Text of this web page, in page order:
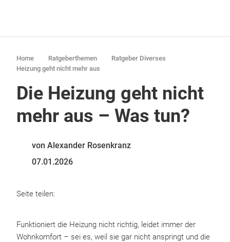
Home Ratgeberthemen
Ratgeber Diverses
Heizung geht nicht mehr aus
Die Heizung geht nicht
mehr aus – Was tun?
von Alexander Rosenkranz
07.01.2026
Seite teilen:
Funktioniert die Heizung nicht richtig, leidet immer der
Wohnkomfort – sei es, weil sie gar nicht anspringt und die